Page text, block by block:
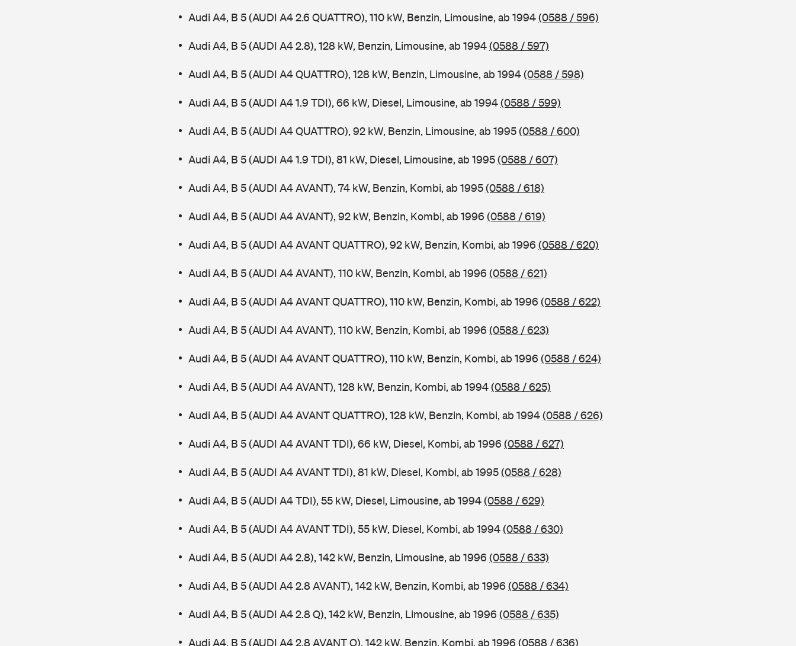
Audi A4, B 5 (AUDI A4 2.6 QUATTRO), 110 kW, Benzin, Limousine, ab 1994(0588 / 596)
Audi A4, B 5 (AUDI A4 2.8), 128 kW, Benzin, Limousine, ab 1994(0588 / 597)
Audi A4, B 5 (AUDI A4 QUATTRO), 128 kW, Benzin, Limousine, ab 1994(0588 / 598)
Audi A4, B 5 (AUDI A4 1.9 TDI), 66 kW, Diesel, Limousine, ab 1994(0588 / 599)
Audi A4, B 5 (AUDI A4 QUATTRO), 92 kW, Benzin, Limousine, ab 1995(0588 / 600)
Audi A4, B 5 (AUDI A4 1.9 TDI), 81 kW, Diesel, Limousine, ab 1995(0588 / 607)
Audi A4, B 5 (AUDI A4 AVANT), 74 kW, Benzin, Kombi, ab 1995(0588 / 618)
Audi A4, B 5 (AUDI A4 AVANT), 92 kW, Benzin, Kombi, ab 1996 (0588 / 619)
Audi A4, B 5 (AUDI A4 AVANT QUATTRO), 92 kW, Benzin, Kombi, ab 1996 (0588 / 620)
Audi A4, B 5 (AUDI A4 AVANT), 110 kW, Benzin, Kombi, ab 1996 (0588 / 621)
Audi A4, B 5 (AUDI A4 AVANT QUATTRO), 110 kW, Benzin, Kombi, ab 1996 (0588 / 622)
Audi A4, B 5 (AUDI A4 AVANT), 110 kW, Benzin, Kombi, ab 1996 (0588 / 623)
Audi A4, B 5 (AUDI A4 AVANT QUATTRO), 110 kW, Benzin, Kombi, ab 1996 (0588 / 624)
Audi A4, B 5 (AUDI A4 AVANT), 128 kW, Benzin, Kombi, ab 1994(0588 / 625)
Audi A4, B 5 (AUDI A4 AVANT QUATTRO), 128 kW, Benzin, Kombi, ab 1994(0588 / 626)
Audi A4, B 5 (AUDI A4 AVANT TDI), 66 kW, Diesel, Kombi, ab 1996 (0588 / 627)
Audi A4, B 5 (AUDI A4 AVANT TDI), 81 kW, Diesel, Kombi, ab 1995(0588 / 628)
Audi A4, B 5 (AUDI A4 TDI), 55 kW, Diesel, Limousine, ab 1994(0588 / 629)
Audi A4, B 5 (AUDI A4 AVANT TDI), 55 kW, Diesel, Kombi, ab 1994(0588 / 630)
Audi A4, B 5 (AUDI A4 2.8), 142 kW, Benzin, Limousine, ab 1996 (0588 / 633)
Audi A4, B 5 (AUDI A4 2.8 AVANT), 142 kW, Benzin, Kombi, ab 1996 (0588 / 634)
Audi A4, B 5 (AUDI A4 2.8 Q), 142 kW, Benzin, Limousine, ab 1996 (0588 / 635)
Audi A4, B 5 (AUDI A4 2.8 AVANT Q), 142 kW, Benzin, Kombi, ab 1996 (0588 / 636)